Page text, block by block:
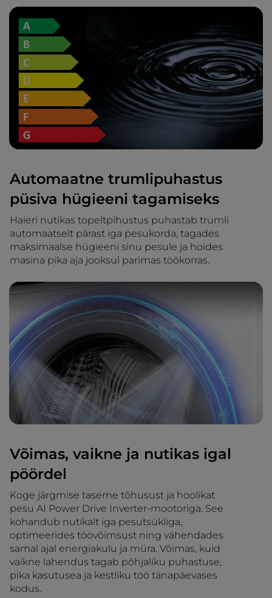
Automaatne trumlipuhastus
püsiva hügieeni tagamiseks
Haieri nutikas topeltpihustus puhastab trumli
automaatselt pärast iga pesukorda, tagades
maksimaalse hügieeni sinu pesule ja hoides
masina pika aja jooksul parimas töökorras.
Võimas, vaikne ja nutikas igal
pöördel
Koge järgmise taseme tõhusust ja hoolikat
pesu AI Power Drive Inverter-mootoriga. See
kohandub nutikalt iga pesutsükliga,
optimeerides töövõimsust ning vähendades
samal ajal energiakulu ja müra. Võimas, kuid
vaikne lahendus tagab põhjaliku puhastuse,
pika kasutusea ja kestliku töö tänapäevases
kodus.